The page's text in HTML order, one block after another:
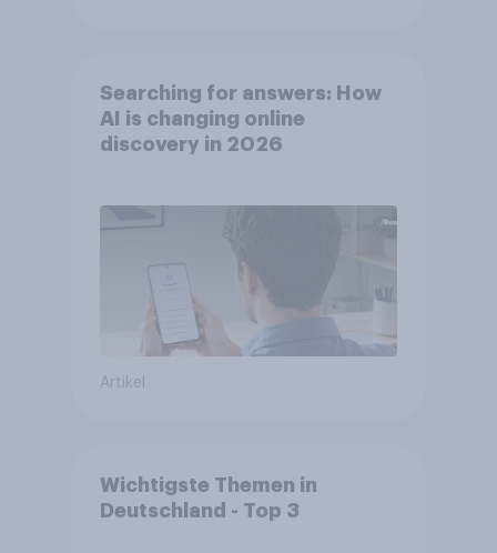
Searching for answers: How
AI is changing online
discovery in 2026
Artikel
Wichtigste Themen in
Deutschland - Top 3